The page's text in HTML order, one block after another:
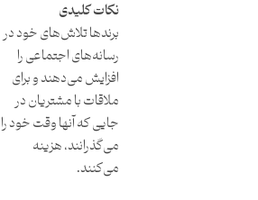
نکات کلیدی
برندها تلاش‌های خود در
رسانه‌های اجتماعی را
افزایش می‌دهند و برای
ملاقات با مشتریان در
جایی که آنها وقت خود را
می‌گذرانند، هزینه
می‌کنند.